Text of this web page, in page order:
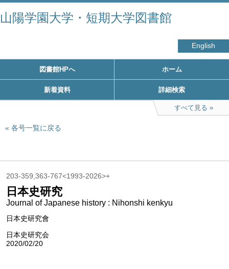
山陽学園大学・短期大学図書館
English
図書館HPへ ホーム
新着資料 詳細検索
すべて見る
各号一覧に戻る
203-359,363-767<1993-2026>+
日本史研究
Journal of Japanese history : Nihonshi kenkyu
日本史研究會
日本史研究会
2020/02/20